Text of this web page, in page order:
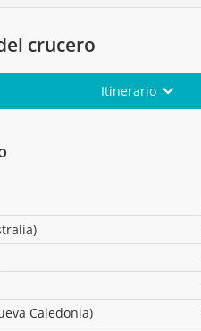
crucero
Itinerario
Caledonia)